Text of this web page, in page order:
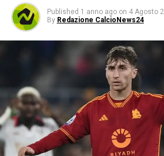
Published 1 anno ago on 4 Agosto
By Redazione CalcioNews24